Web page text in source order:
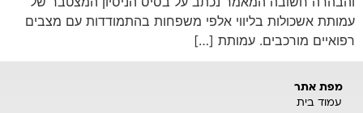
עמותת אשכולות בליווי אלפי משפחות בהתמודדות עם מצבים
רפואיים מורכבים. עמותת […]
מפת אתר
עמוד בית